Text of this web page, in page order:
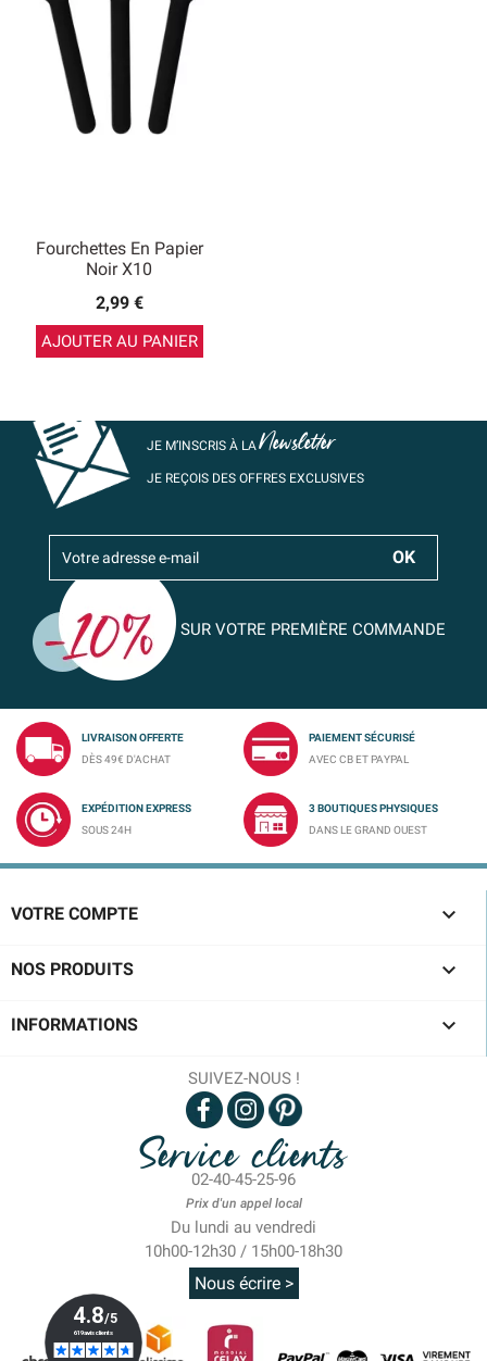
Fourchettes En Papier
Noir X10
2,99 €
AJOUTER AU PANIER
JE M’INSCRIS À LANewsletter
JE REÇOIS DES OFFRES EXCLUSIVES
SUR VOTRE PREMIÈRE COMMANDE
LIVRAISON OFFERTE
DÈS 49€ D'ACHAT
PAIEMENT SÉCURISÉ
AVEC CB ET PAYPAL
EXPÉDITION EXPRESS
SOUS 24H
3 BOUTIQUES PHYSIQUES
DANS LE GRAND OUEST
VOTRE COMPTE 
NOS PRODUITS 
INFORMATIONS 
SUIVEZ-NOUS !
Service clients
02-40-45-25-96
Prix d'un appel local
Du lundi au vendredi
10h00-12h30 / 15h00-18h30
Nous écrire >